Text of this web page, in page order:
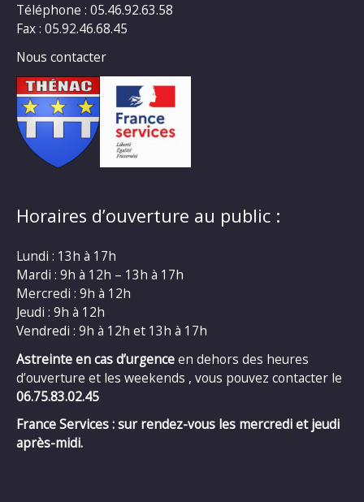
Téléphone : 05.46.92.63.58
Fax : 05.92.46.68.45
Nous contacter
Horaires d’ouverture au public :
Lundi : 13h à 17h
Mardi : 9h à 12h – 13h à 17h
Mercredi : 9h à 12h
Jeudi : 9h à 12h
Vendredi : 9h à 12h et 13h à 17h
Astreinte en cas d’urgenceen dehors des heures
d’ouverture et les weekends , vous pouvez contacter le
06.75.83.02.45
France Services : sur rendez-vous les mercredi et jeudi
après-midi.